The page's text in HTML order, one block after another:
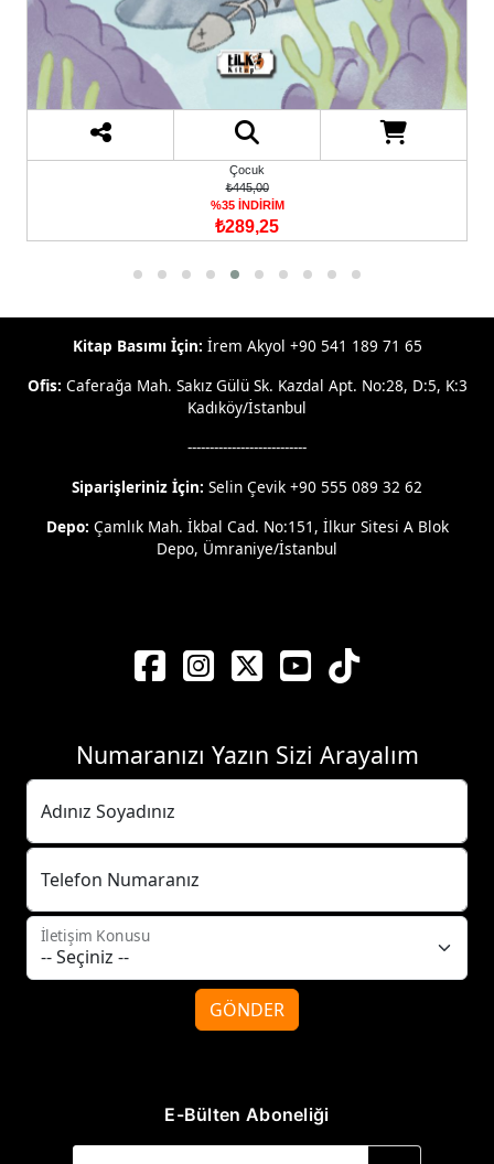
Çocuk
₺445,00
%35 İNDİRİM
₺289,25
Kitap Basımı İçin: İrem Akyol +90 541 189 71 65
Ofis: Caferağa Mah. Sakız Gülü Sk. Kazdal Apt. No:28, D:5, K:3
Kadıköy/İstanbul
---------------------------
Siparişleriniz İçin: Selin Çevik +90 555 089 32 62
Depo: Çamlık Mah. İkbal Cad. No:151, İlkur Sitesi A Blok
Depo, Ümraniye/İstanbul
Numaranızı Yazın Sizi Arayalım
Adınız Soyadınız
Telefon Numaranız
İletişim Konusu
GÖNDER
E-Bülten Aboneliği